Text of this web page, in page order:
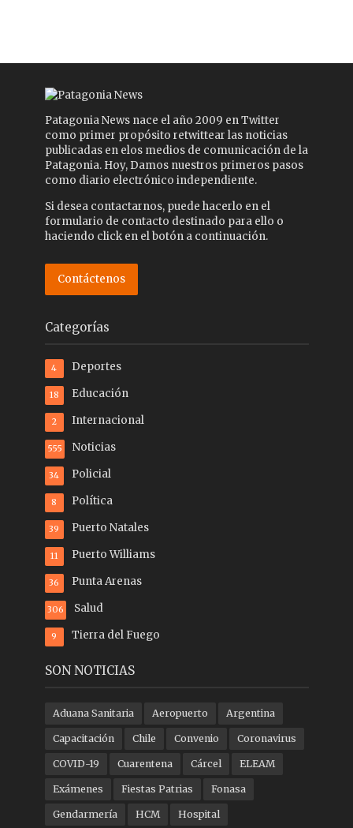
Patagonia News nace el año 2009 en Twitter
como primer propósito retwittear las noticias
publicadas en elos medios de comunicación de la
Patagonia. Hoy, Damos nuestros primeros pasos
como diario electrónico independiente.
Si desea contactarnos, puede hacerlo en el
formulario de contacto destinado para ello o
haciendo click en el botón a continuación.
Contáctenos
Categorías
Deportes
4
Educación
18
Internacional
2
Noticias
555
Policial
34
Política
8
Puerto Natales
39
Puerto Williams
11
Punta Arenas
36
Salud
306
Tierra del Fuego
9
SON NOTICIAS
Aduana Sanitaria Aeropuerto Argentina
Capacitación Chile Convenio Coronavirus
COVID-19 Cuarentena Cárcel ELEAM
Exámenes Fiestas Patrias Fonasa
Gendarmería HCM Hospital